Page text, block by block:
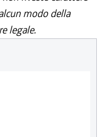
modo della
legale.